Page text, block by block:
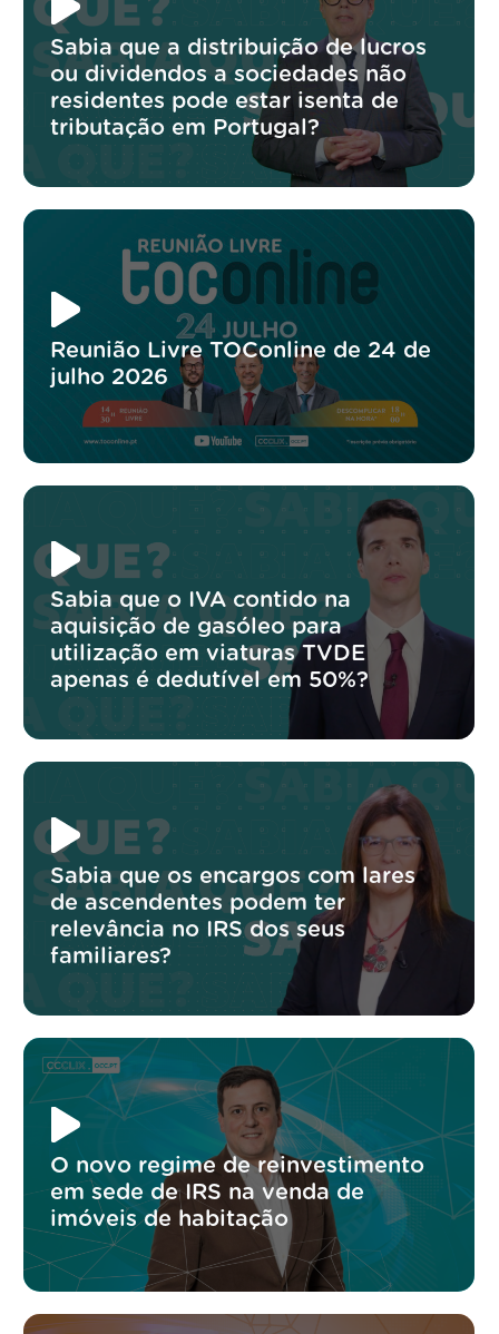
Sabia que a distribuição de lucros
ou dividendos a sociedades não
residentes pode estar isenta de
tributação em Portugal?
Reunião Livre TOConline de 24 de
julho 2026
Sabia que o IVA contido na
aquisição de gasóleo para
utilização em viaturas TVDE
apenas é dedutível em 50%?
Sabia que os encargos com lares
de ascendentes podem ter
relevância no IRS dos seus
familiares?
O novo regime de reinvestimento
em sede de IRS na venda de
imóveis de habitação